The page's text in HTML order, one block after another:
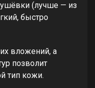
(лучше — из
быстро
вложений, а
позволит
тип кожи.